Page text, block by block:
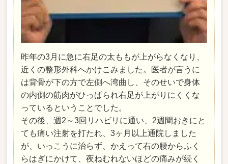
昨年の3月に急に右足の太ももが上がらなくなり、
近くの整形外科へかけこみました。医者が言うに
は背骨が下の方で左側へ湾曲し、そのせいで身体
の内側の筋肉がひっぱられ右足が上がりにくくな
っているということでした。
その後、週2～3回リハビリに通い、2週間おきにと
ても痛い注射を打たれ、3ヶ月以上通院しました
が、いっこうに治らず、かえって右の腰からふく
らはぎにかけて、夜ねむれないほどの痛みが続く